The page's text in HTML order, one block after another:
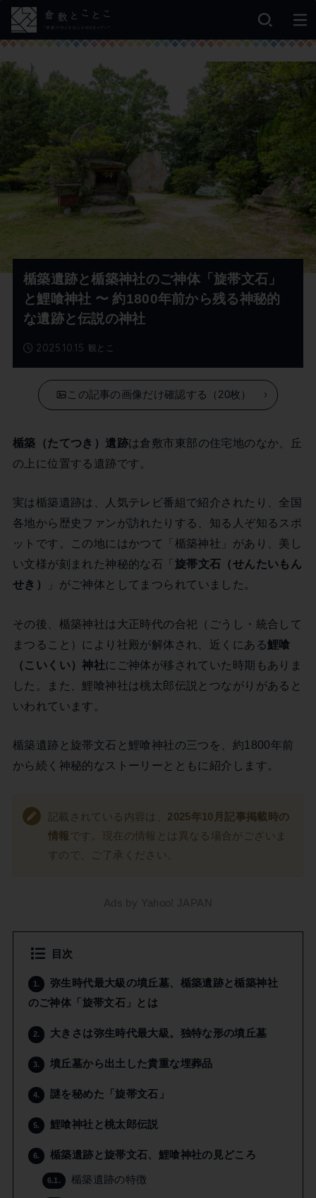
観とこ
2025.10.15
楯築遺跡と楯築神社のご神体「旋帯文石」
と鯉喰神社 〜 約1800年前から残る神秘的
な遺跡と伝説の神社
この記事の画像だけ確認する（20枚）
楯築（たてつき）遺跡は倉敷市東部の住宅地のなか、丘
の上に位置する遺跡です。
実は楯築遺跡は、人気テレビ番組で紹介されたり、全国
各地から歴史ファンが訪れたりする、知る人ぞ知るスポ
ットです。この地にはかつて「楯築神社」があり、美し
い文様が刻まれた神秘的な石「旋帯文石（せんたいもん
せき）
」がご神体としてまつられていました。
その後、楯築神社は大正時代の合祀（ごうし・統合して
まつること）により社殿が解体され、近くにある鯉喰
（こいくい）神社にご神体が移されていた時期もありま
した。また、鯉喰神社は桃太郎伝説とつながりがあると
いわれています。
楯築遺跡と旋帯文石と鯉喰神社の三つを、約1800年前
から続く神秘的なストーリーとともに紹介します。
記載されている内容は、 2025年10月記事掲載時の
情報です。現在の情報とは異なる場合がございま
すので、ご了承ください。
Ads by Yahoo! JAPAN
目次
1.
弥生時代最大級の墳丘墓、楯築遺跡と楯築神社
のご神体「旋帯文石」とは
2. 大きさは弥生時代最大級。独特な形の墳丘墓
3. 墳丘墓から出土した貴重な埋葬品
4. 謎を秘めた「旋帯文石」
5. 鯉喰神社と桃太郎伝説
6. 楯築遺跡と旋帯文石、鯉喰神社の見どころ
6.1. 楯築遺跡の特徴